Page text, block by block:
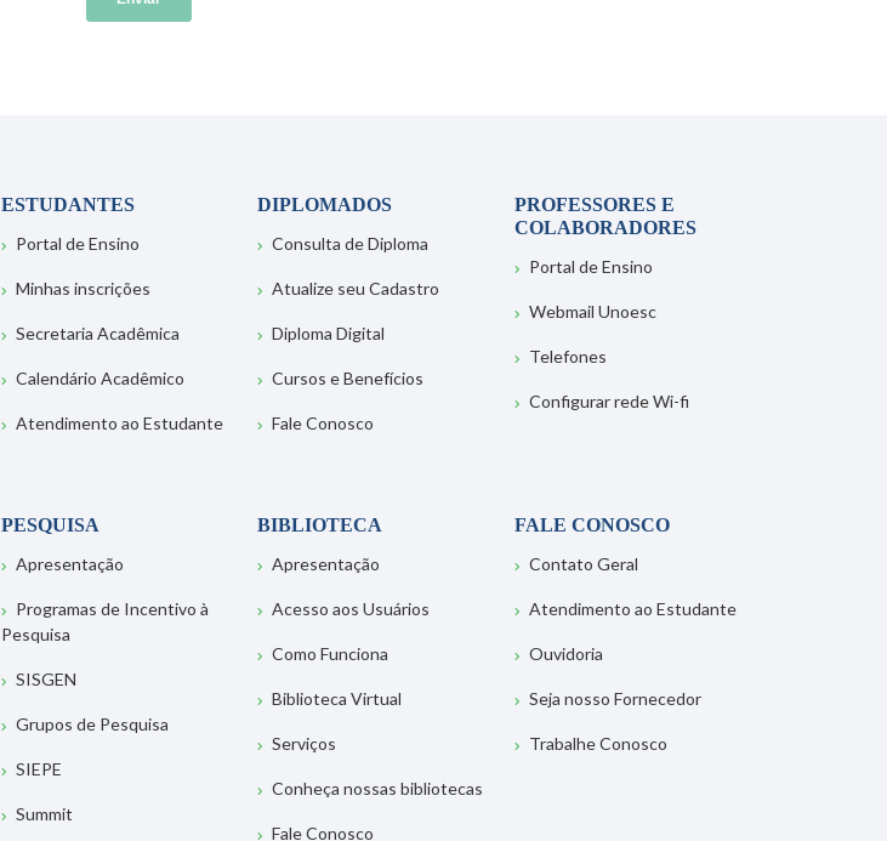
ESTUDANTES
Portal de Ensino
Minhas inscrições
Secretaria Acadêmica
Calendário Acadêmico
Atendimento ao Estudante
DIPLOMADOS
Consulta de Diploma
Atualize seu Cadastro
Diploma Digital
Cursos e Benefícios
Fale Conosco
PROFESSORES E
COLABORADORES
Portal de Ensino
Webmail Unoesc
Telefones
Configurar rede Wi-fi
PESQUISA
Apresentação
Programas de Incentivo à
Pesquisa
SISGEN
Grupos de Pesquisa
SIEPE
Summit
BIBLIOTECA
Apresentação
Acesso aos Usuários
Como Funciona
Biblioteca Virtual
Serviços
Conheça nossas bibliotecas
Fale Conosco
FALE CONOSCO
Contato Geral
Atendimento ao Estudante
Ouvidoria
Seja nosso Fornecedor
Trabalhe Conosco